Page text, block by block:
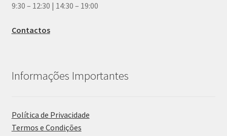
9:30 – 12:30 | 14:30 – 19:00
Contactos
Informações Importantes
Política de Privacidade
Termos e Condições